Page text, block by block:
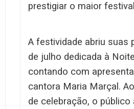
prestigiar o maior
A festividade abriu suas
de julho dedicada à
contando com
cantora Maria Marçal.
de celebração, o público